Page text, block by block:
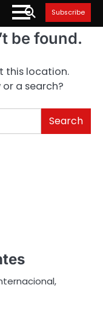
Subscribe
be found.
this location.
a search?